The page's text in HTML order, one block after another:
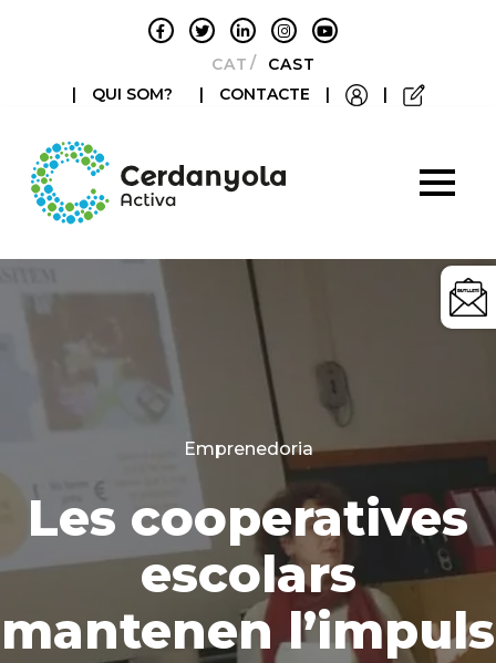
CATALÀCASTELLANO
|
QUI SOM? | CONTACTE | |
Categories
Emprenedoria
Les cooperatives
escolars
mantenen l’impuls